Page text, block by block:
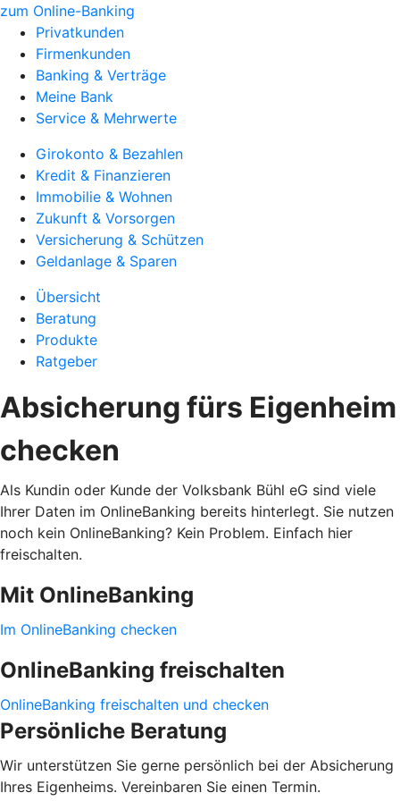
zum Online-Banking
Privatkunden
Firmenkunden
Banking & Verträge
Meine Bank
Service & Mehrwerte
Girokonto & Bezahlen
Kredit & Finanzieren
Immobilie & Wohnen
Zukunft & Vorsorgen
Versicherung & Schützen
Geldanlage & Sparen
Übersicht
Beratung
Produkte
Ratgeber
Absicherung fürs Eigenheim
checken
Als Kundin oder Kunde der Volksbank Bühl eG sind viele
Ihrer Daten im OnlineBanking bereits hinterlegt. Sie nutzen
noch kein OnlineBanking? Kein Problem. Einfach hier
freischalten.
Mit OnlineBanking
Im OnlineBanking checken
OnlineBanking freischalten
OnlineBanking freischalten und checken
Persönliche Beratung
Wir unterstützen Sie gerne persönlich bei der Absicherung
Ihres Eigenheims. Vereinbaren Sie einen Termin.